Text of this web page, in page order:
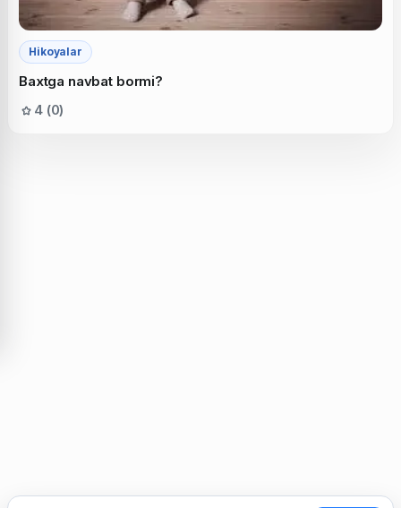
Hikoyalar
Baxtga navbat bormi?
4 (0)